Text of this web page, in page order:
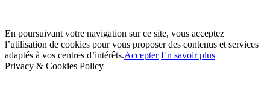
En poursuivant votre navigation sur ce site, vous acceptez
l’utilisation de cookies pour vous proposer des contenus et services
adaptés à vos centres d’intérêts.Accepter En savoir plus
Privacy & Cookies Policy